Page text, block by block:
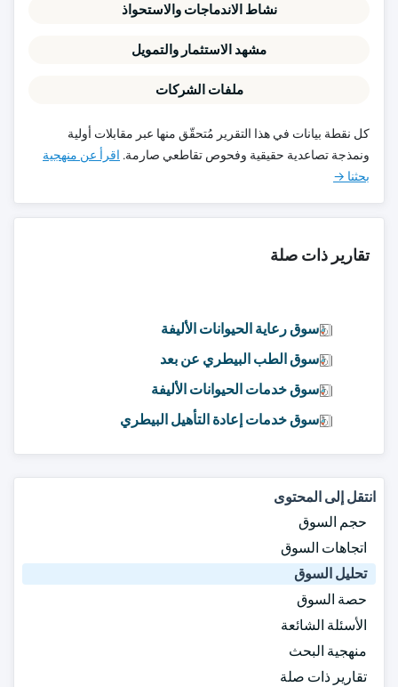
نشاط الاندماجات والاستحواذ
مشهد الاستثمار والتمويل
ملفات الشركات
كل نقطة بيانات في هذا التقرير مُتحقّق منها عبر مقابلات أولية
ونمذجة تصاعدية حقيقية وفحوص تقاطعي صارمة. اقرأ عن منهجية
بحثنا →
تقارير ذات صلة
سوق رعاية الحيوانات الأليفة
سوق الطب البيطري عن بعد
سوق خدمات الحيوانات الأليفة
سوق خدمات إعادة التأهيل البيطري
انتقل إلى المحتوى
حجم السوق
اتجاهات السوق
تحليل السوق
حصة السوق
الأسئلة الشائعة
منهجية البحث
تقارير ذات صلة